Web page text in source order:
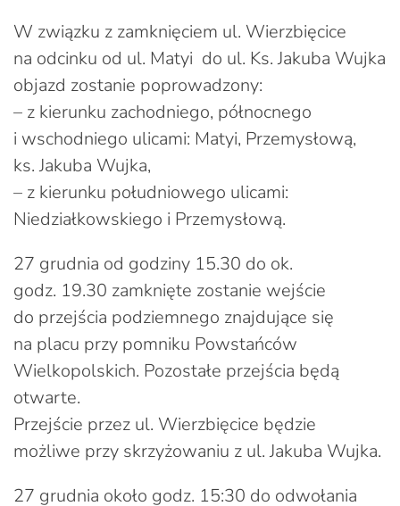
W związku z zamknięciem ul. Wierzbięcice
na odcinku od ul. Matyi do ul. Ks. Jakuba Wujka
objazd zostanie poprowadzony:
– z kierunku zachodniego, północnego
i wschodniego ulicami: Matyi, Przemysłową,
ks. Jakuba Wujka,
– z kierunku południowego ulicami:
Niedziałkowskiego i Przemysłową.
27 grudnia od godziny 15.30 do ok.
godz. 19.30 zamknięte zostanie wejście
do przejścia podziemnego znajdujące się
na placu przy pomniku Powstańców
Wielkopolskich. Pozostałe przejścia będą
otwarte.
Przejście przez ul. Wierzbięcice będzie
możliwe przy skrzyżowaniu z ul. Jakuba Wujka.
27 grudnia około godz. 15:30 do odwołania